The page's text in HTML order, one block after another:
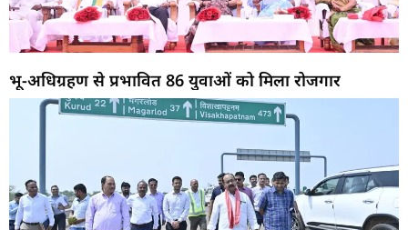
भू-अधिग्रहण से प्रभावित 86 युवाओं को मिला रोजगार